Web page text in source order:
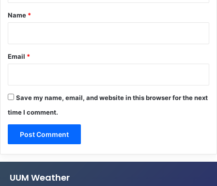
*
Name *
Email *
Save my name, email, and website in this browser for the next
time I comment.
UUM Weather